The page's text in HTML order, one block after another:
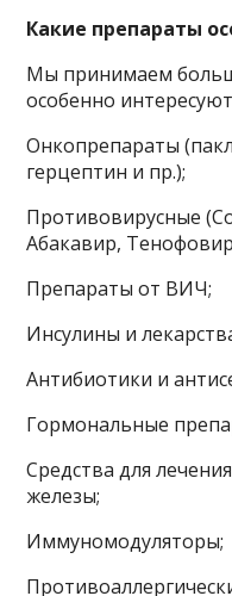
Какие препараты
Мы принимаем
особенно
Онкопрепараты
герцептин и пр.);
Противовирусные
Абакавир,
Препараты от ВИЧ;
Инсулины и
Антибиотики и
Гормональные
Средства для
железы;
Иммуномодуляторы;